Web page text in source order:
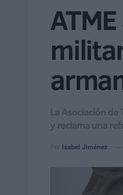
La Asociación
y reclama una
Por Isabel Jiménez